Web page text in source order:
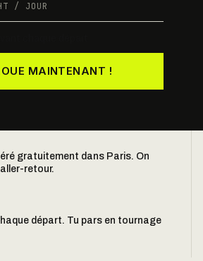
/ JOUR
MAINTENANT !
gratuitement dans Paris. On
retour.
départ. Tu pars en tournage